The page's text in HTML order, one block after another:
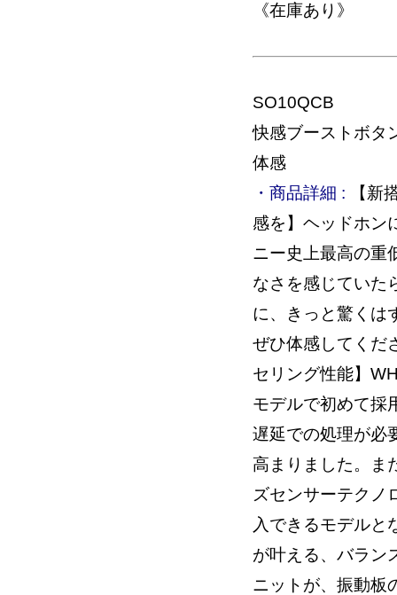
《在庫あり》
SO10QCB
快感ブーストボタ
体感
・商品詳細 : 【新
感を】ヘッドホン
ニー史上最高の重
なさを感じていた
に、きっと驚くは
ぜひ体感してくだ
セリング性能】
モデルで初めて採
遅延での処理が必
高まりました。ま
ズセンサーテクノ
入できるモデルと
が叶える、バラン
ニットが、振動板